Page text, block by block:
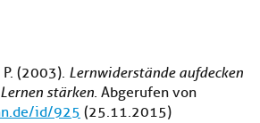
(2003). Lernwiderstände aufdecken
stärken. Abgerufen von
id/925 (25.11.2015)